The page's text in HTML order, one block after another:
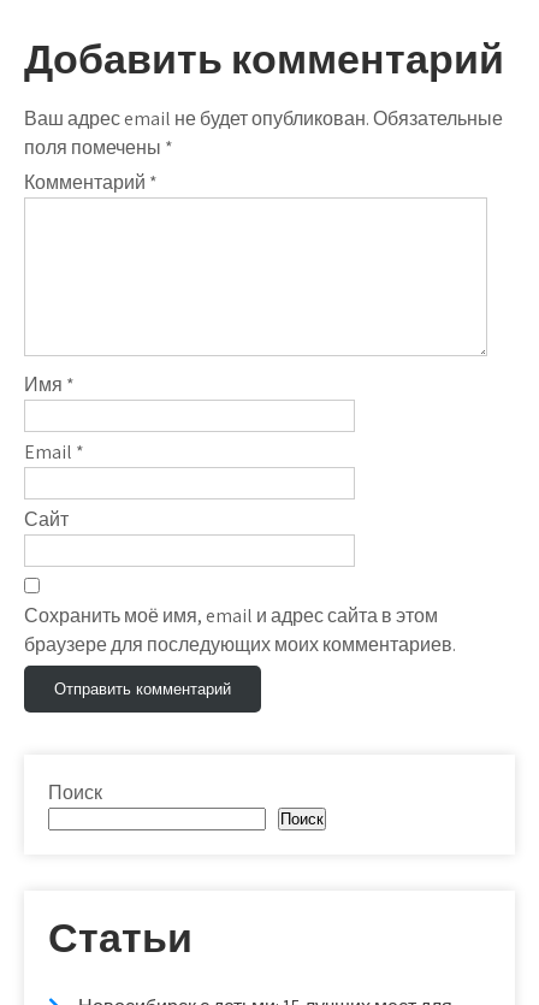
Добавить комментарий
Ваш адрес email не будет опубликован.Обязательные
поля помечены *
Комментарий *
Имя *
Email *
Сайт
Сохранить моё имя, email и адрес сайта в этом
браузере для последующих моих комментариев.
Поиск
Поиск
Статьи